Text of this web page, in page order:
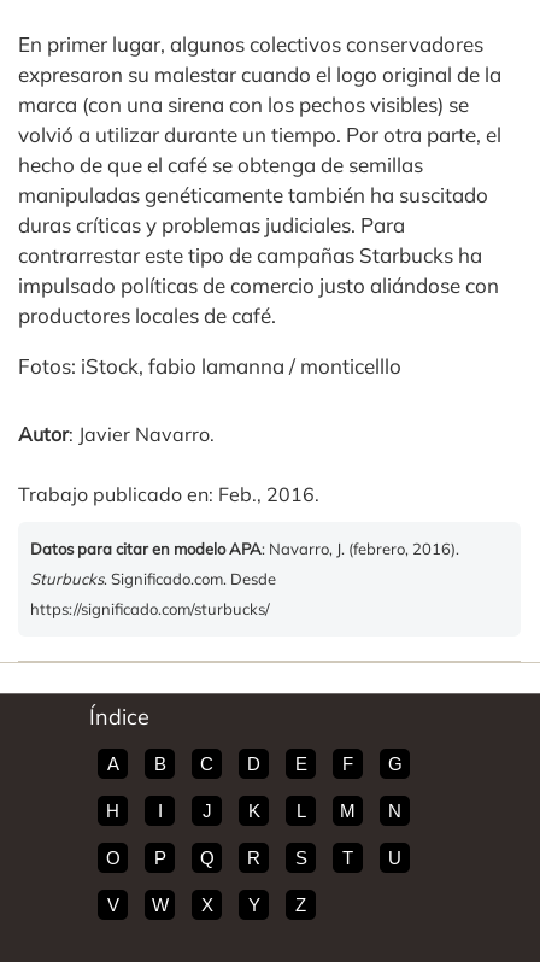
En primer lugar, algunos colectivos conservadores
expresaron su malestar cuando el logo original de la
marca (con una sirena con los pechos visibles) se
volvió a utilizar durante un tiempo. Por otra parte, el
hecho de que el café se obtenga de semillas
manipuladas genéticamente también ha suscitado
duras críticas y problemas judiciales. Para
contrarrestar este tipo de campañas Starbucks ha
impulsado políticas de comercio justo aliándose con
productores locales de café.
Fotos: iStock, fabio lamanna / monticelllo
Autor: Javier Navarro.
Trabajo publicado en: Feb., 2016.
Datos para citar en modelo APA: Navarro, J. (febrero, 2016).
Sturbucks. Significado.com. Desde
https://significado.com/sturbucks/
Índice
A B C D E F G
H I J K L M N
O P Q R S T U
V W X Y Z